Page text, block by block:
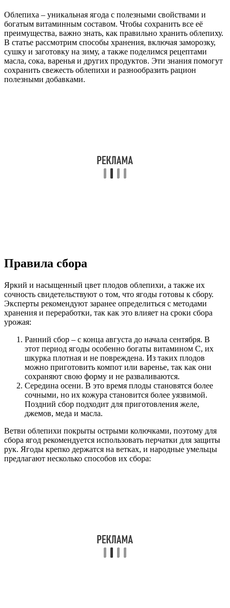
Облепиха – уникальная ягода с полезными свойствами и
богатым витаминным составом. Чтобы сохранить все её
преимущества, важно знать, как правильно хранить облепиху.
В статье рассмотрим способы хранения, включая заморозку,
сушку и заготовку на зиму, а также поделимся рецептами
масла, сока, варенья и других продуктов. Эти знания помогут
сохранить свежесть облепихи и разнообразить рацион
полезными добавками.
Правила сбора
Яркий и насыщенный цвет плодов облепихи, а также их
сочность свидетельствуют о том, что ягоды готовы к сбору.
Эксперты рекомендуют заранее определиться с методами
хранения и переработки, так как это влияет на сроки сбора
урожая:
Ранний сбор – с конца августа до начала сентября. В
этот период ягоды особенно богаты витамином С, их
шкурка плотная и не повреждена. Из таких плодов
можно приготовить компот или варенье, так как они
сохраняют свою форму и не разваливаются.
Середина осени. В это время плоды становятся более
сочными, но их кожура становится более уязвимой.
Поздний сбор подходит для приготовления желе,
джемов, меда и масла.
Ветви облепихи покрыты острыми колючками, поэтому для
сбора ягод рекомендуется использовать перчатки для защиты
рук. Ягоды крепко держатся на ветках, и народные умельцы
предлагают несколько способов их сбора: